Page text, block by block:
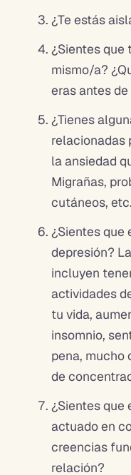
¿Te estás
¿Sientes que
mismo/a?
eras antes
¿Tienes
relacionadas
la ansiedad
Migrañas,
cutáneos, etc.
¿Sientes que
depresión?
incluyen
actividades
tu vida,
insomnio,
pena, mucho
de
¿Sientes que
actuado en
creencias
relación?